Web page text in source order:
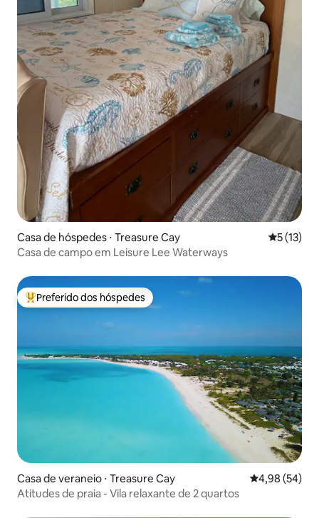
Casa de hóspedes ⋅ Treasure Cay 5 de uma
5 (13)
Casa de campo em Leisure Lee Waterways
Entre os melhores preferidos dos hóspedes
Preferido dos hóspedes
Casa de veraneio ⋅ Treasure Cay 4,98 de uma
4,98 (54)
Atitudes de praia - Vila relaxante de 2 quartos